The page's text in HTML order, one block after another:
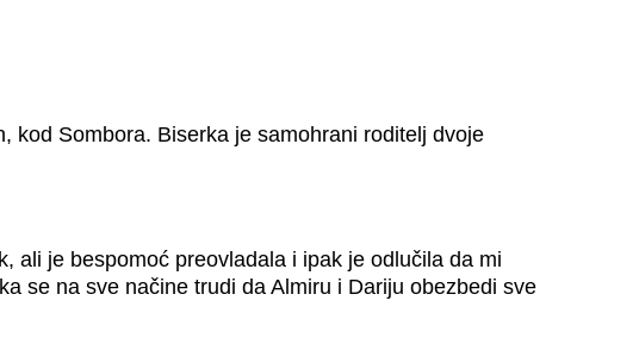
kod Sombora. Biserka je samohrani roditelj dvoje
ali je bespomoć preovladala i ipak je odlučila da mi
se na sve načine trudi da Almiru i Dariju obezbedi sve